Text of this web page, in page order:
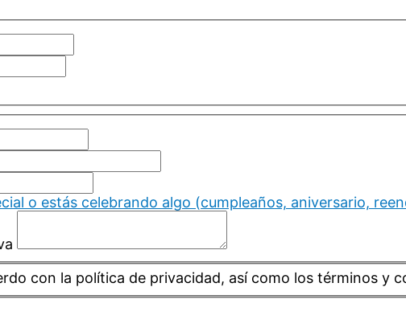
o estás celebrando algo (cumpleaños, aniversario,
con la política de privacidad, así como los términos y